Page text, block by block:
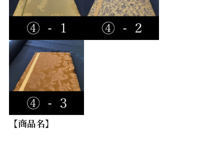
【商品名】